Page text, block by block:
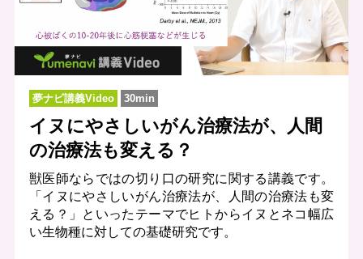
夢ナビ講義Video 30min
イヌにやさしいがん治療法が、人間
の治療法も変える？
獣医師ならではの切り口の研究に関する講義です。
「イヌにやさしいがん治療法が、人間の治療法も変
える？」といったテーマでヒトからイヌとネコ幅広
い生物種に対しての基礎研究です。